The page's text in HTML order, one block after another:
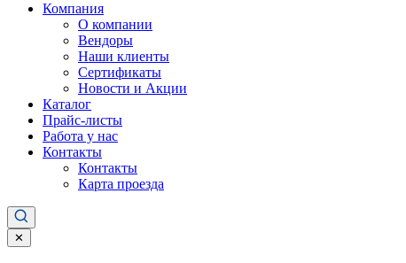
Компания
О компании
Вендоры
Наши клиенты
Сертификаты
Новости и Акции
Каталог
Прайс-листы
Работа у нас
Контакты
Контакты
Карта проезда
✕